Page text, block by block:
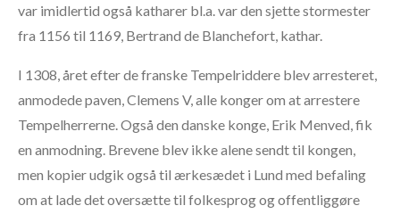
var imidlertid også katharer bl.a. var den sjette stormester
fra 1156 til 1169, Bertrand de Blanchefort, kathar.
I 1308, året efter de franske Tempelriddere blev arresteret,
anmodede paven, Clemens V, alle konger om at arrestere
Tempelherrerne. Også den danske konge, Erik Menved, fik
en anmodning. Brevene blev ikke alene sendt til kongen,
men kopier udgik også til ærkesædet i Lund med befaling
om at lade det oversætte til folkesprog og offentliggøre